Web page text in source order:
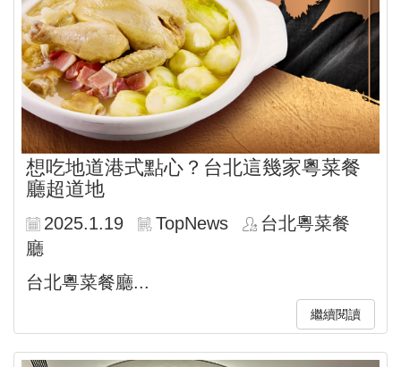
想吃地道港式點心？台北這幾家粵菜餐
廳超道地
2025.1.19 TopNews
台北粵菜餐
廳
台北粵菜餐廳...
繼續閱讀